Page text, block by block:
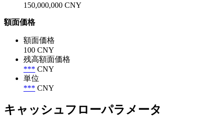
150,000,000 CNY
額面価格
額面価格
100 CNY
残高額面価格
*** CNY
単位
*** CNY
キャッシュフローパラメータ